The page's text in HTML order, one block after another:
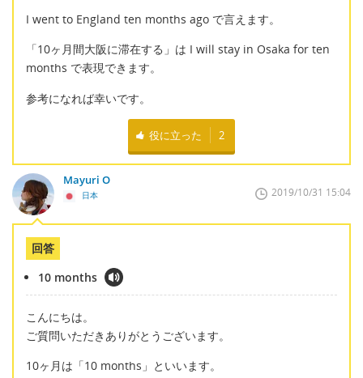
I went to England ten months ago で言えます。
「10ヶ月間大阪に滞在する」は I will stay in Osaka for ten
months で表現できます。
参考になれば幸いです。
役に立った 2
Mayuri O
日本 2019/10/31 15:04
回答
10 months
こんにちは。
ご質問いただきありがとうございます。
10ヶ月は「10 months」といいます。